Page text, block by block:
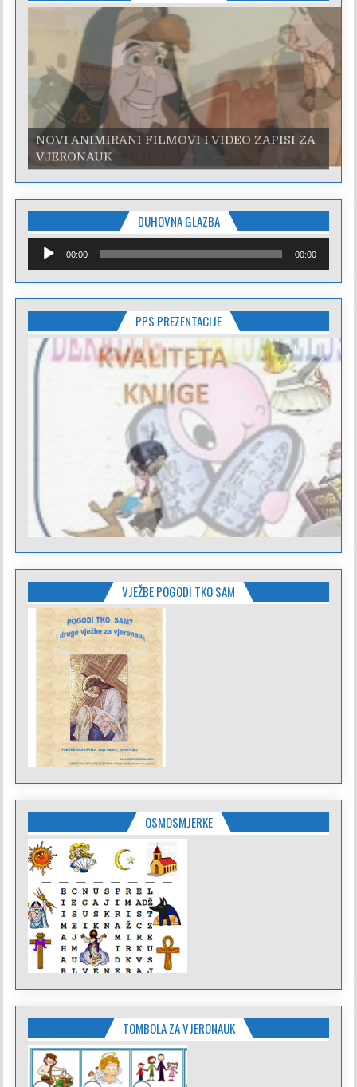
NOVI ANIMIRANI FILMOVI I VIDEO ZAPISI ZA
VJERONAUK
DUHOVNA GLAZBA
Reproduktor
audiozapisa
00:00 00:00
PPS PREZENTACIJE
VJEŽBE POGODI TKO SAM
OSMOSMJERKE
TOMBOLA ZA VJERONAUK